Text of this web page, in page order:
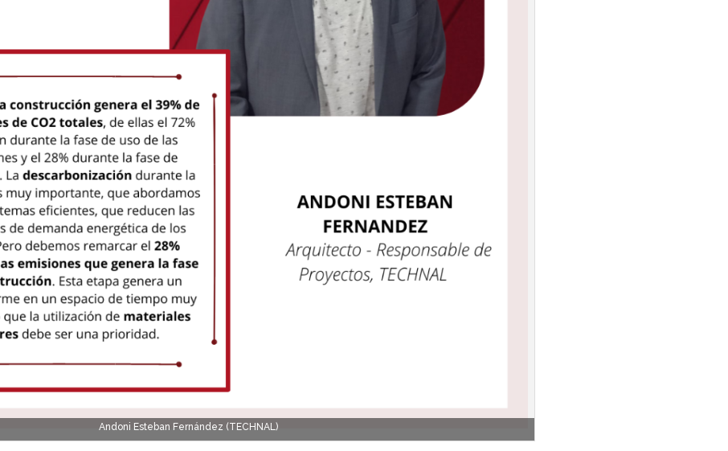
Andoni Esteban Fernández (TECHNAL)